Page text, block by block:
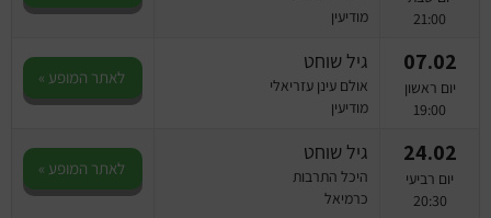
21:00
מודיעין
07.02
יום ראשון
19:00
גיל שוחט
אולם עינן עזריאלי
מודיעין
לאתר המופע »
24.02
יום רביעי
20:30
גיל שוחט
היכל התרבות
כרמיאל
לאתר המופע »